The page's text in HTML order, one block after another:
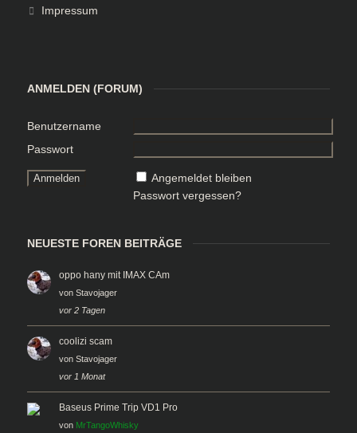
ANMELDEN (FORUM)
Benutzername
Passwort
Angemeldet bleiben
Passwort vergessen?
NEUESTE FOREN BEITRÄGE
oppo hany mit IMAX CAm
von Stavojager
vor 2 Tagen
coolizi scam
von Stavojager
vor 1 Monat
Baseus Prime Trip VD1 Pro
von MrTangoWhisky
Impressum